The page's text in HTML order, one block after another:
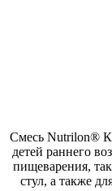
Смесь Nutrilon®
детей раннего
пищеварения,
стул, а также